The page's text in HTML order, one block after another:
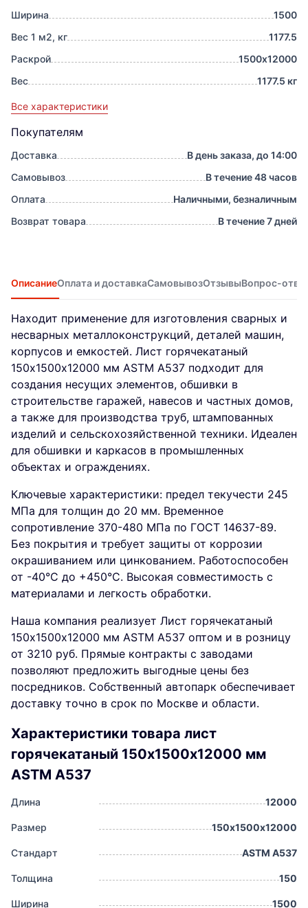
Ширина
1500
Вес 1 м2, кг
1177.5
Раскрой
1500х12000
Вес
1177.5 кг
Все характеристики
Покупателям
Доставка
В день заказа, до 14:00
Самовывоз
В течение 48 часов
Оплата
Наличными, безналичным
Возврат товара
В течение 7 дней
ОписаниеОплата и доставкаСамовывозОтзывыВопрос-
Находит применение для изготовления сварных и
несварных металлоконструкций, деталей машин,
корпусов и емкостей. Лист горячекатаный
150х1500х12000 мм ASTM A537 подходит для
создания несущих элементов, обшивки в
строительстве гаражей, навесов и частных домов,
а также для производства труб, штампованных
изделий и сельскохозяйственной техники. Идеален
для обшивки и каркасов в промышленных
объектах и ограждениях.
Ключевые характеристики: предел текучести 245
МПа для толщин до 20 мм. Временное
сопротивление 370-480 МПа по ГОСТ 14637-89.
Без покрытия и требует защиты от коррозии
окрашиванием или цинкованием. Работоспособен
от -40°C до +450°C. Высокая совместимость с
материалами и легкость обработки.
Наша компания реализует Лист горячекатаный
150х1500х12000 мм ASTM A537 оптом и в розницу
от 3210 руб. Прямые контракты с заводами
позволяют предложить выгодные цены без
посредников. Собственный автопарк обеспечивает
доставку точно в срок по Москве и области.
Характеристики товара лист
горячекатаный 150х1500х12000 мм
ASTM A537
Длина 12000
Размер 150х1500х12000
Стандарт ASTM A537
Толщина 150
Ширина 1500